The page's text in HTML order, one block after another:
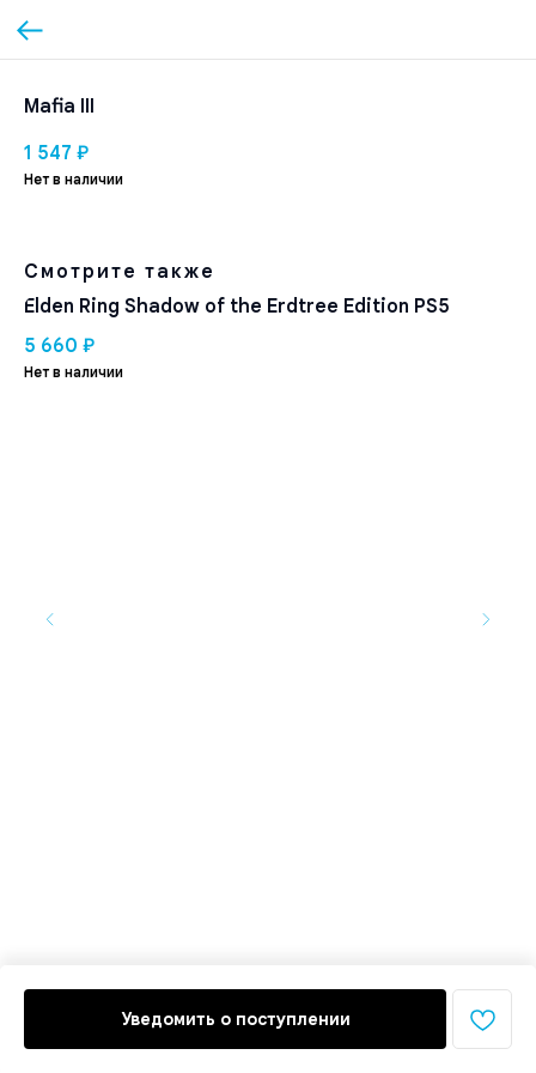
Mafia III
1 547 ₽
Нет в наличии
Уведомить о поступлении
Смотрите также
Elden Ring Shadow of the Erdtree Edition PS5
5 660 ₽
Нет в наличии